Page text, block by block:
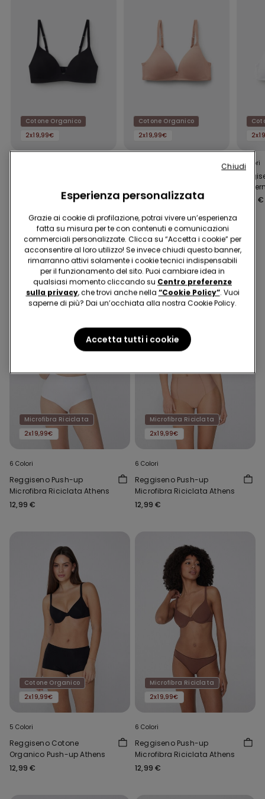
Cotone Organico
2x19,99€
Cotone Organico
Cotone Organico
2x19,99€
Cotone Organico
14,99 €
5 Colori
14,99 €
Potrebbe piacerti anche
Microfibra Riciclata
2x19,99€
6 Colori
Reggiseno Push-up
Microfibra Riciclata Athens
12,99 €
Microfibra Riciclata
2x19,99€
6 Colori
Reggiseno Push-up
Microfibra Riciclata Athens
12,99 €
Cotone Organico
2x19,99€
5 Colori
Reggiseno Cotone
Organico Push-up Athens
12,99 €
Microfibra Riciclata
2x19,99€
6 Colori
Reggiseno Push-up
Microfibra Riciclata Athens
12,99 €
Esperienza personalizzata
Grazie ai cookie di profilazione, potrai vivere un’esperienza
fatta su misura per te con contenuti e comunicazioni
commerciali personalizzate. Clicca su “Accetta i cookie” per
acconsentire al loro utilizzo! Se invece chiudi questo banner,
rimarranno attivi solamente i cookie tecnici indispensabili
per il funzionamento del sito. Puoi cambiare idea in
qualsiasi momento cliccando su Centro preferenze
sulla privacy, che trovi anche nella “Cookie Policy”. Vuoi
saperne di più? Dai un’occhiata alla nostra Cookie Policy.
Accetta tutti i cookie
Chiudi